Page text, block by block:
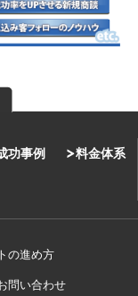
功事例 料金体系
の進め方
問い合わせ